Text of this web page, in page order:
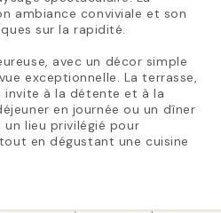
ambiance conviviale et son
sur la rapidité.
avec un décor simple
exceptionnelle. La terrasse,
invite à la détente et à la
en journée ou un dîner
un lieu privilégié pour
en dégustant une cuisine